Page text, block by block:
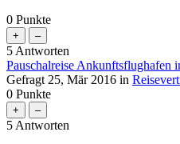
0 Punkte
5 Antworten
Pauschalreise Ankunftsflughafen
Gefragt 25, Mär 2016 in
0 Punkte
5 Antworten